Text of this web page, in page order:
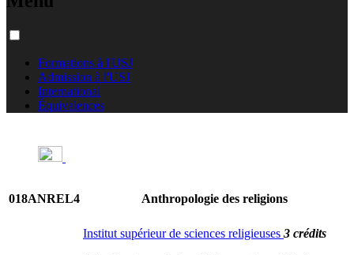
Formations à l'USJ
Admission à l'USJ
International
Équivalences
018ANREL4 Anthropologie des religions
Institut supérieur de sciences religieuses 3 crédits